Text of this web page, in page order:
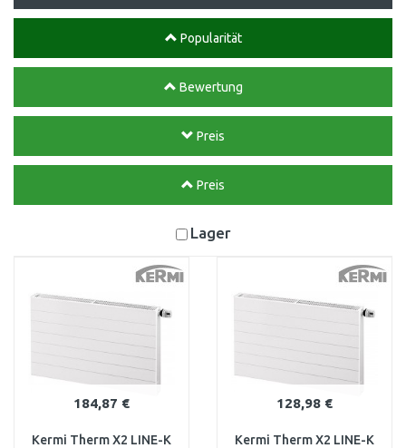
Popularität
Bewertung
Preis
Preis
Lager
184,87 €
Kermi Therm X2 LINE-K
128,98 €
Kermi Therm X2 LINE-K